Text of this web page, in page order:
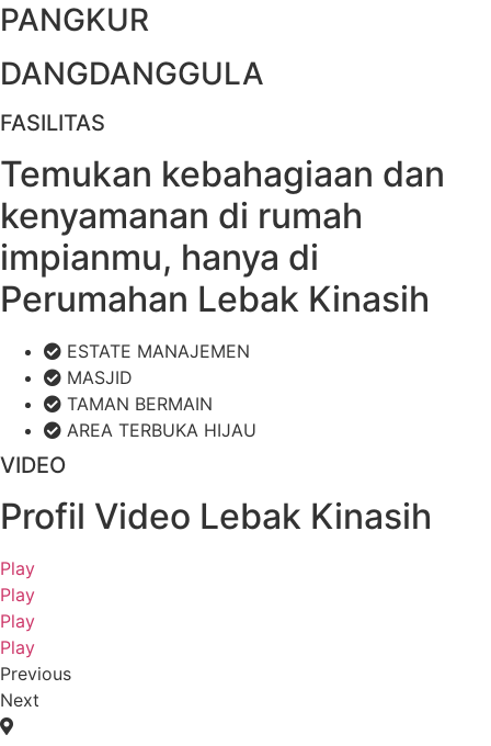
PANGKUR
DANGDANGGULA
FASILITAS
Temukan kebahagiaan dan
kenyamanan di rumah
impianmu, hanya di
Perumahan Lebak Kinasih
ESTATE MANAJEMEN
MASJID
TAMAN BERMAIN
AREA TERBUKA HIJAU
VIDEO
Profil Video Lebak Kinasih
Play
Play
Play
Play
Previous
Next